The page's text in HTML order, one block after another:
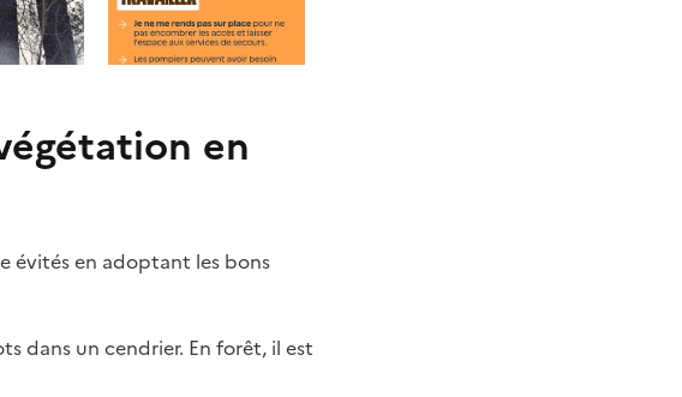
en
évités en adoptant les bons
dans un cendrier. En forêt, il est